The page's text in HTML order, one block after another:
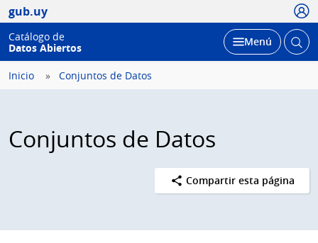
gub.uy
Catálogo de
Datos Abiertos
Desplegar
Menú Abrir
Inicio Conjuntos de Datos
Conjuntos de Datos
Compartir esta página